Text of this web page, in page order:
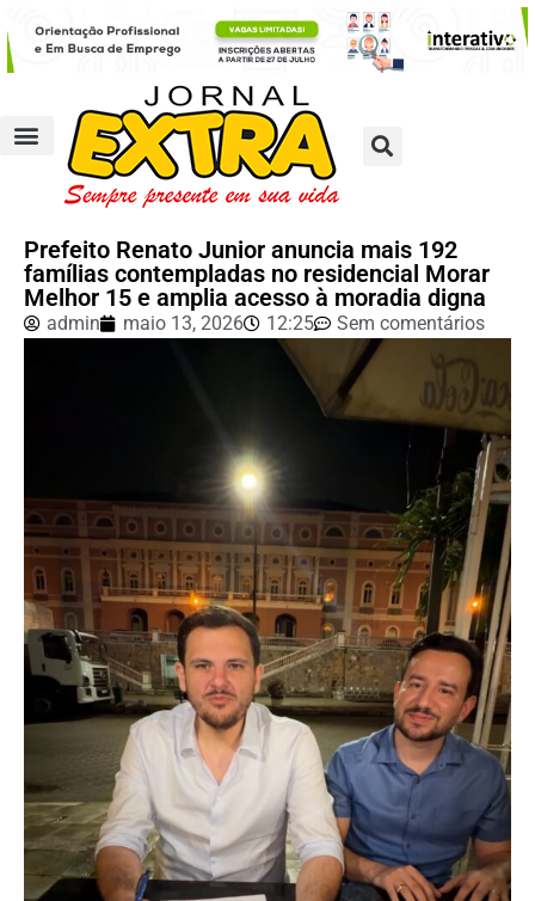
Prefeito Renato Junior anuncia mais 192
famílias contempladas no residencial Morar
Melhor 15 e amplia acesso à moradia digna
admin maio 13, 2026 12:25 Sem comentários